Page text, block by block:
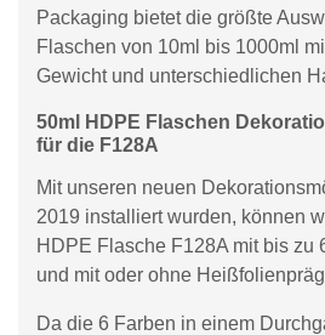
Packaging bietet die größte
Flaschen von 10ml bis 1000ml
Gewicht und unterschiedlichen
50ml HDPE Flaschen
für die F128A
Mit unseren neuen
2019 installiert wurden, können
HDPE Flasche F128A mit bis zu
und mit oder ohne
Da die 6 Farben in einem